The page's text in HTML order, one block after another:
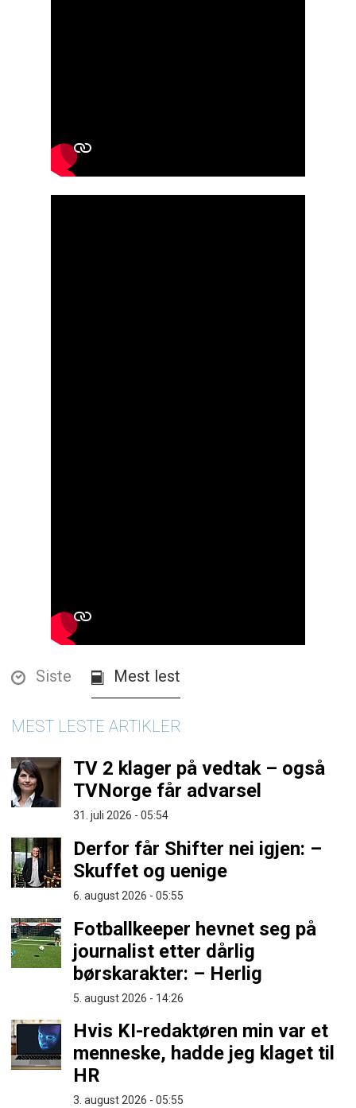
Siste Mest lest
MEST LESTE ARTIKLER
TV 2 klager på vedtak – også
TVNorge får advarsel
31. juli 2026 - 05:54
Derfor får Shifter nei igjen: –
Skuffet og uenige
6. august 2026 - 05:55
Fotballkeeper hevnet seg på
journalist etter dårlig
børskarakter: – Herlig
5. august 2026 - 14:26
Hvis KI-redaktøren min var et
menneske, hadde jeg klaget til
HR
3. august 2026 - 05:55